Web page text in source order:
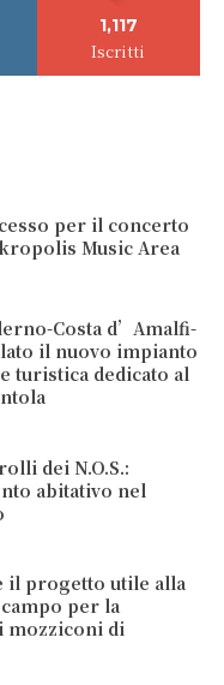
1,117
Iscritti
per il concerto
Music Area
Costa d’Amalfi-
il nuovo impianto
turistica dedicato al
dei N.O.S.:
abitativo nel
il progetto utile alla
per la
mozziconi di